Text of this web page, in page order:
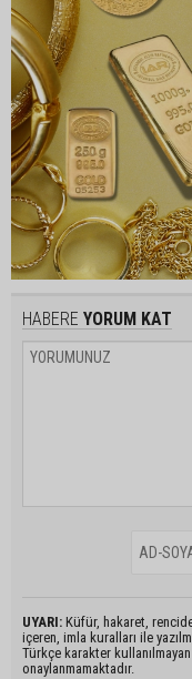
HABERE YORUM KAT
UYARI: Küfür, hakaret,
içeren, imla kuralları ile
Türkçe karakter
onaylanmamaktadır.